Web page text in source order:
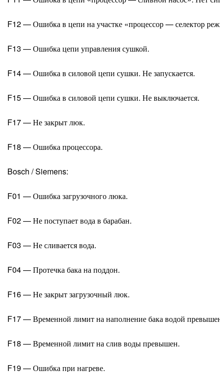
F12 — Ошибка в цепи на участке «процессор — селектор
F13 — Ошибка цепи управления сушкой.
F14 — Ошибка в силовой цепи сушки. Не запускается.
F15 — Ошибка в силовой цепи сушки. Не выключается.
F17 — Не закрыт люк.
F18 — Ошибка процессора.
Bosch / Siemens:
F01 — Ошибка загрузочного люка.
F02 — Не поступает вода в барабан.
F03 — Не сливается вода.
F04 — Протечка бака на поддон.
F16 — Не закрыт загрузочный люк.
F17 — Временной лимит на наполнение бака водой
F18 — Временной лимит на слив воды превышен.
F19 — Ошибка при нагреве.